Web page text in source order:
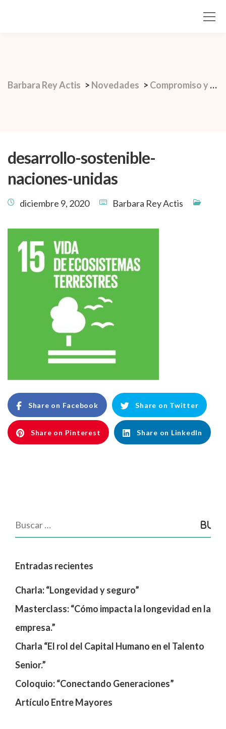
Barbara Rey Actis > Novedades > Compromiso y Propósito
desarrollo-sostenible-
naciones-unidas
diciembre 9, 2020 Barbara Rey Actis
Share on Facebook Share on Twitter
Share on Pinterest Share on LinkedIn
Entradas recientes
Charla: “Longevidad y seguro”
Masterclass: “Cómo impacta la longevidad en la
empresa.”
Charla “El rol del Capital Humano en el Talento
Senior.”
Coloquio: “Conectando Generaciones”
Artículo Entre Mayores